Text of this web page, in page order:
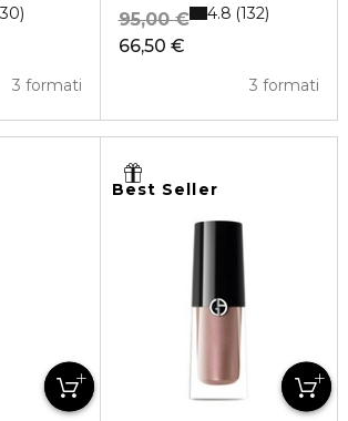
3 formati
30
66,50 €
95,00 €
3 formati
4.8 132
Best Seller